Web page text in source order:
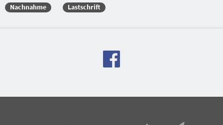
Nachnahme Lastschrift